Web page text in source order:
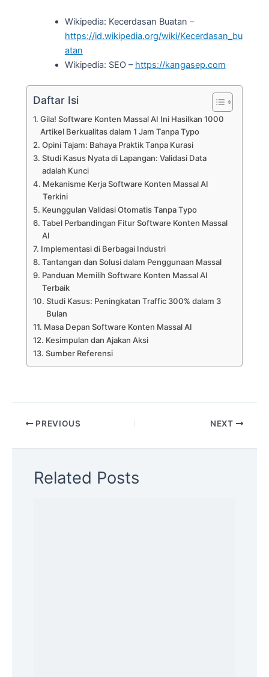
Wikipedia: Kecerdasan Buatan –
https://id.wikipedia.org/wiki/Kecerdasan_bu
atan
Wikipedia: SEO – https://kangasep.com
Daftar Isi
Gila! Software Konten Massal AI Ini Hasilkan 1000
Artikel Berkualitas dalam 1 Jam Tanpa Typo
Opini Tajam: Bahaya Praktik Tanpa Kurasi
Studi Kasus Nyata di Lapangan: Validasi Data
adalah Kunci
Mekanisme Kerja Software Konten Massal AI
Terkini
Keunggulan Validasi Otomatis Tanpa Typo
Tabel Perbandingan Fitur Software Konten Massal
AI
Implementasi di Berbagai Industri
Tantangan dan Solusi dalam Penggunaan Massal
Panduan Memilih Software Konten Massal AI
Terbaik
Studi Kasus: Peningkatan Traffic 300% dalam 3
Bulan
Masa Depan Software Konten Massal AI
Kesimpulan dan Ajakan Aksi
Sumber Referensi
PREVIOUS NEXT
Related Posts